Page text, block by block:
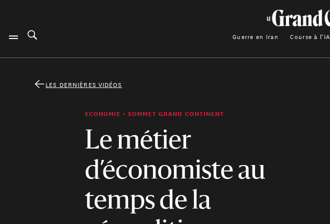
Guerre en Iran Course à l’IA
LES DERNIÈRES VIDÉOS
ECONOMIE • SOMMET GRAND CONTINENT
Le métier
d’économiste au
temps de la